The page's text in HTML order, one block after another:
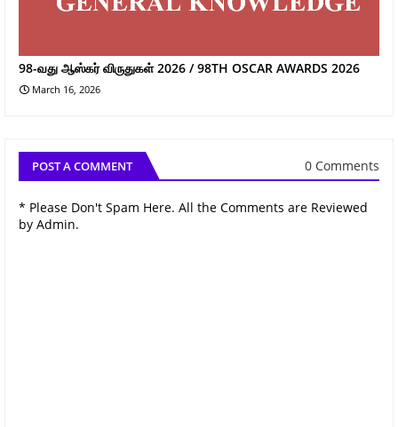
98-வது ஆஸ்கர் விருதுகள் 2026 / 98TH OSCAR AWARDS 2026
March 16, 2026
POST A COMMENT 0 Comments
* Please Don't Spam Here. All the Comments are Reviewed
by Admin.